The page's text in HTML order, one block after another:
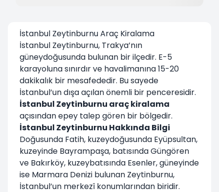
İstanbul Zeytinburnu Araç Kiralama
İstanbul Zeytinburnu, Trakya’nın
güneydoğusunda bulunan bir ilçedir. E-5
karayoluna sınırdır ve havalimanına 15-20
dakikalık bir mesafededir. Bu sayede
İstanbul’un dışa açılan önemli bir penceresidir.
İstanbul Zeytinburnu araç kiralama
açısından epey talep gören bir bölgedir.
İstanbul Zeytinburnu Hakkında Bilgi
Doğusunda Fatih, kuzeydoğusunda Eyüpsultan,
kuzeyinde Bayrampaşa, batısında Güngören
ve Bakırköy, kuzeybatısında Esenler, güneyinde
ise Marmara Denizi bulunan Zeytinburnu,
İstanbul’un merkezî konumlarından biridir.